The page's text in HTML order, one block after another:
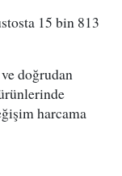
15 bin 813
doğrudan
harcama